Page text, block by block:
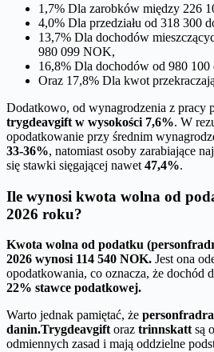
1,7% Dla zarobków między 226
4,0% Dla przedziału od 318 300
13,7% Dla dochodów
980 099 NOK,
16,8% Dla dochodów od 980
Oraz 17,8% Dla kwot
Dodatkowo, od wynagrodzenia z pracy
trygdeavgift w wysokości 7,6%. W
opodatkowanie przy średnim
33-36%, natomiast osoby zarabiające
się stawki sięgającej nawet 47,4%.
Ile wynosi kwota wolna od
2026 roku?
Kwota wolna od podatku
2026 wynosi 114 540 NOK. Jest ona
opodatkowania, co oznacza, że dochód
22% stawce podatkowej.
Warto jednak pamiętać, że
danin.Trygdeavgift oraz trinnskatt są
odmiennych zasad i mają oddzielne